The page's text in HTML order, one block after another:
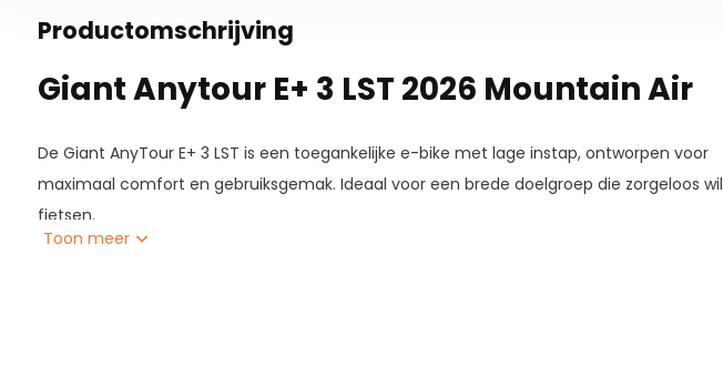
Productomschrijving
Giant Anytour E+ 3 LST 2026 Mountain Air
De Giant AnyTour E+ 3 LST is een toegankelijke e-bike met lage instap, ontworpen voor
maximaal comfort en gebruiksgemak. Ideaal voor een brede doelgroep die zorgeloos wil
fietsen.
Toon meer